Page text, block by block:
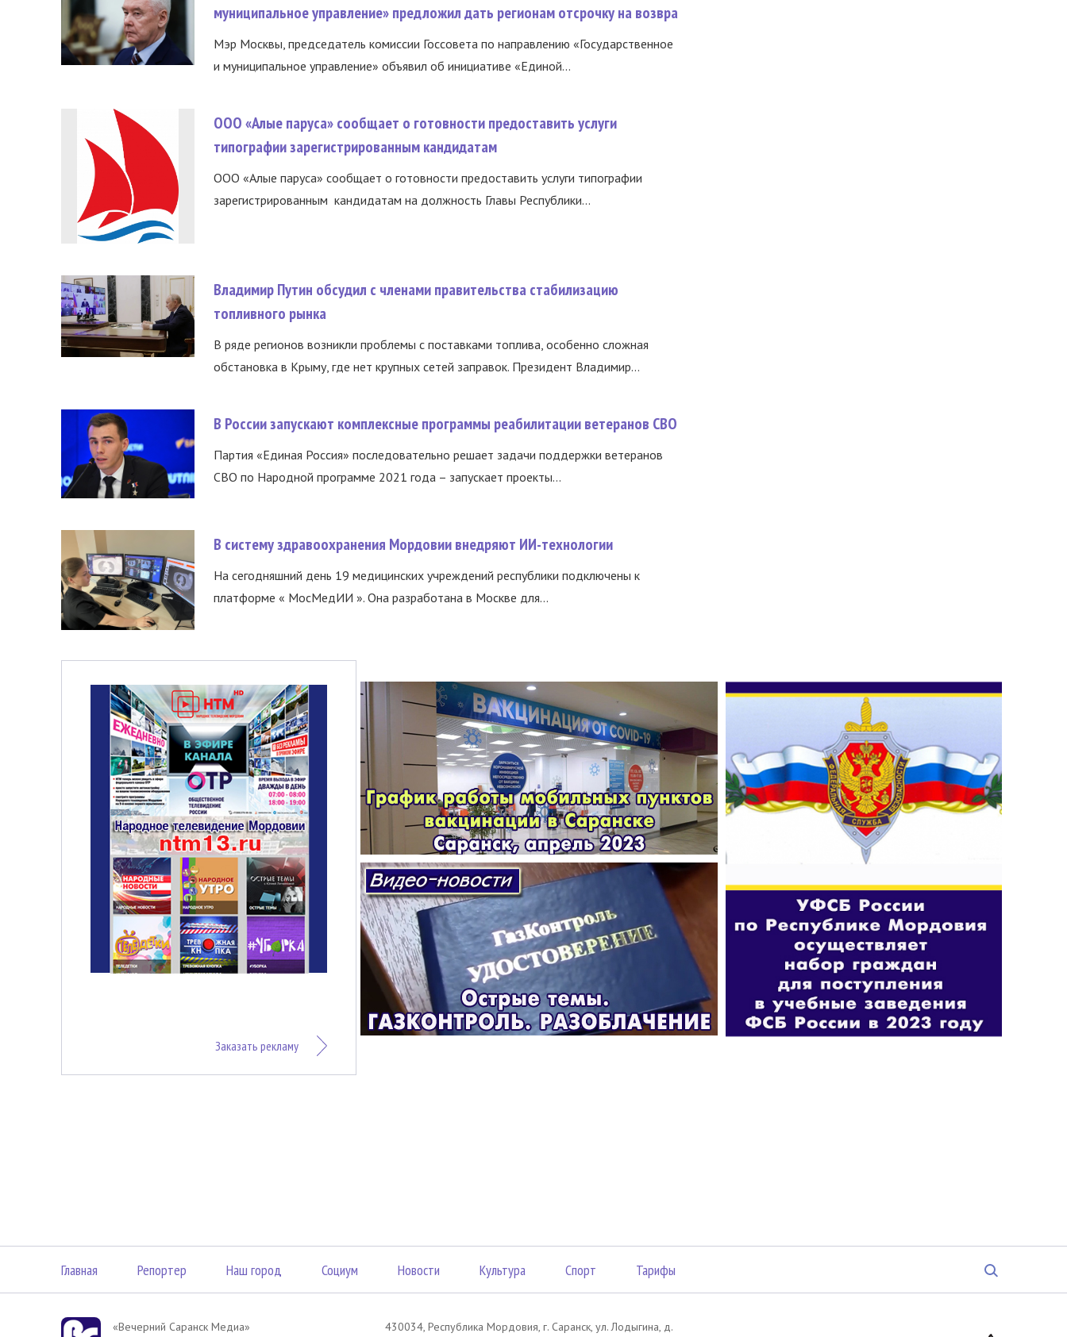
муниципальное управление» предложил дать регионам отсрочку на возвра
Мэр Москвы, председатель комиссии Госсовета по направлению «Государственное
и муниципальное управление» объявил об инициативе «Единой...
ООО «Алые паруса» сообщает о готовности предоставить услуги
типографии зарегистрированным кандидатам
ООО «Алые паруса» сообщает о готовности предоставить услуги типографии
зарегистрированным кандидатам на должность Главы Республики...
Владимир Путин обсудил с членами правительства стабилизацию
топливного рынка
В ряде регионов возникли проблемы с поставками топлива, особенно сложная
обстановка в Крыму, где нет крупных сетей заправок. Президент Владимир...
В России запускают комплексные программы реабилитации ветеранов СВО
Партия «Единая Россия» последовательно решает задачи поддержки ветеранов
СВО по Народной программе 2021 года – запускает проекты...
В систему здравоохранения Мордовии внедряют ИИ-технологии
На сегодняшний день 19 медицинских учреждений республики подключены к
платформе « МосМедИИ ». Она разработана в Москве для...
Заказать рекламу
Главная Репортер Наш город Социум Новости Культура Спорт Тарифы
«Вечерний Саранск Mедиа» 430034, Республика Мордовия, г. Саранск, ул. Лодыгина, д.